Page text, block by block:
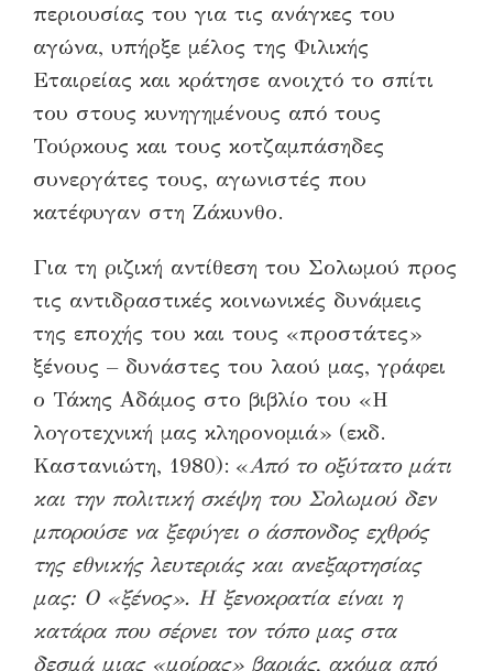
περιουσίας του για τις ανάγκες του
αγώνα, υπήρξε μέλος της Φιλικής
Εταιρείας και κράτησε ανοιχτό το σπίτι
του στους κυνηγημένους από τους
Τούρκους και τους κοτζαμπάσηδες
συνεργάτες τους, αγωνιστές που
κατέφυγαν στη Ζάκυνθο.
Για τη ριζική αντίθεση του Σολωμού προς
τις αντιδραστικές κοινωνικές δυνάμεις
της εποχής του και τους «προστάτες»
ξένους – δυνάστες του λαού μας, γράφει
ο Τάκης Αδάμος στο βιβλίο του «Η
λογοτεχνική μας κληρονομιά» (εκδ.
Καστανιώτη, 1980): «Από το οξύτατο μάτι
και την πολιτική σκέψη του Σολωμού δεν
μπορούσε να ξεφύγει ο άσπονδος εχθρός
της εθνικής λευτεριάς και ανεξαρτησίας
μας: Ο «ξένος». Η ξενοκρατία είναι η
κατάρα που σέρνει τον τόπο μας στα
δεσμά μιας «μοίρας» βαριάς, ακόμα από